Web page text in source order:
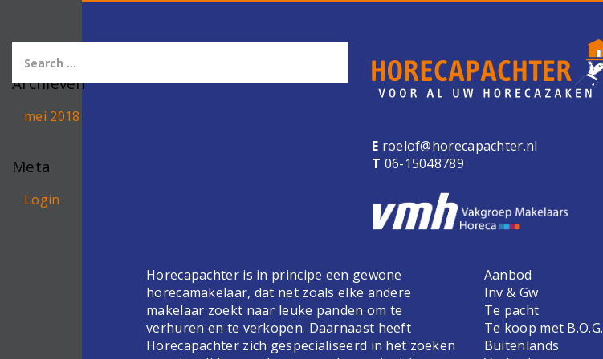
Archieven
mei 2018
Meta
Login
E roelof@horecapachter.nl
T 06-15048789
Horecapachter is in principe een gewone
horecamakelaar, dat net zoals elke andere
makelaar zoekt naar leuke panden om te
verhuren en te verkopen. Daarnaast heeft
Horecapachter zich gespecialiseerd in het zoeken
Aanbod
Inv & Gw
Te pacht
Te koop met B.O.G.
Buitenlands